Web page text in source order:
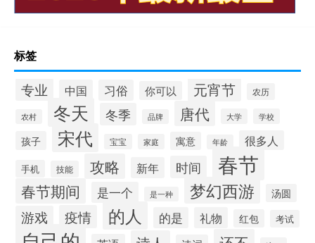
标签
专业 中国 习俗 你可以 元宵节 农历
农村 冬天 冬季 品牌 唐代 大学 学校
孩子 宋代 宝宝 家庭 寓意 年龄 很多人
手机 技能 攻略 新年 时间 春节
春节期间 是一个 是一种 梦幻西游 汤圆
游戏 疫情 的人 的是 礼物 红包 考试